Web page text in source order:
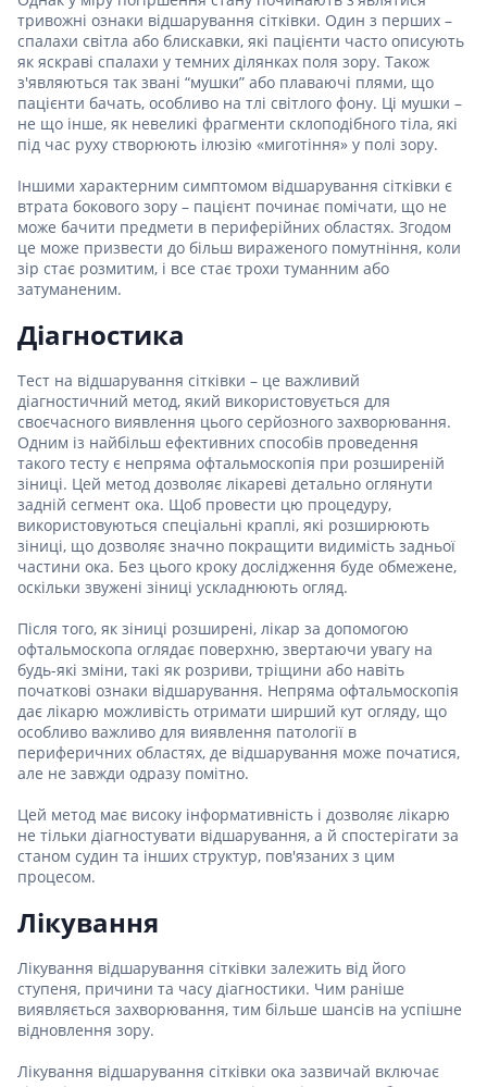
тривожні ознаки відшарування сітківки. Один з перших –
спалахи світла або блискавки, які пацієнти часто описують
як яскраві спалахи у темних ділянках поля зору. Також
з'являються так звані “мушки” або плаваючі плями, що
пацієнти бачать, особливо на тлі світлого фону. Ці мушки –
не що інше, як невеликі фрагменти склоподібного тіла, які
під час руху створюють ілюзію «миготіння» у полі зору.
Іншими характерним симптомом відшарування сітківки є
втрата бокового зору – пацієнт починає помічати, що не
може бачити предмети в периферійних областях. Згодом
це може призвести до більш вираженого помутніння, коли
зір стає розмитим, і все стає трохи туманним або
затуманеним.
Діагностика
Тест на відшарування сітківки – це важливий
діагностичний метод, який використовується для
своєчасного виявлення цього серйозного захворювання.
Одним із найбільш ефективних способів проведення
такого тесту є непряма офтальмоскопія при розширеній
зіниці. Цей метод дозволяє лікареві детально оглянути
задній сегмент ока. Щоб провести цю процедуру,
використовуються спеціальні краплі, які розширюють
зіниці, що дозволяє значно покращити видимість задньої
частини ока. Без цього кроку дослідження буде обмежене,
оскільки звужені зіниці ускладнюють огляд.
Після того, як зіниці розширені, лікар за допомогою
офтальмоскопа оглядає поверхню, звертаючи увагу на
будь-які зміни, такі як розриви, тріщини або навіть
початкові ознаки відшарування. Непряма офтальмоскопія
дає лікарю можливість отримати ширший кут огляду, що
особливо важливо для виявлення патології в
периферичних областях, де відшарування може початися,
але не завжди одразу помітно.
Цей метод має високу інформативність і дозволяє лікарю
не тільки діагностувати відшарування, а й спостерігати за
станом судин та інших структур, пов'язаних з цим
процесом.
Лікування
Лікування відшарування сітківки залежить від його
ступеня, причини та часу діагностики. Чим раніше
виявляється захворювання, тим більше шансів на успішне
відновлення зору.
Лікування відшарування сітківки ока зазвичай включає